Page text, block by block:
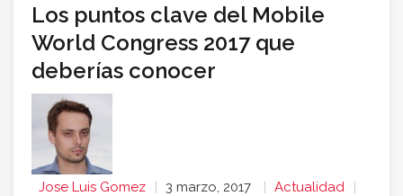
Los puntos clave del Mobile
World Congress 2017 que
deberías conocer
Jose Luis Gomez 3 marzo, 2017
Actualidad